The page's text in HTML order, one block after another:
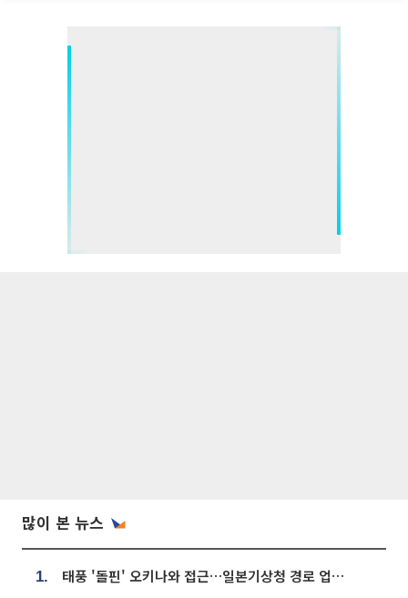
많이 본 뉴스
1. 태풍 '돌핀' 오키나와 접근…일본기상청 경로 업데이트